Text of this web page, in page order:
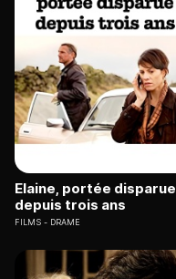
Elaine, portée disparue
depuis trois ans
FILMS DRAME